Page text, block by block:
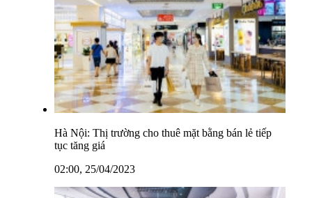
Hà Nội: Thị trường cho thuê mặt bằng bán lẻ tiếp
tục tăng giá
02:00, 25/04/2023